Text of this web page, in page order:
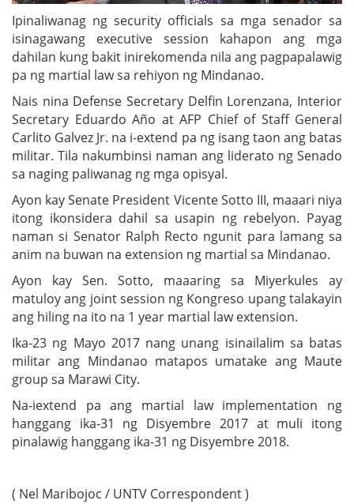
Ipinaliwanag ng security officials sa mga senador sa
isinagawang executive session kahapon ang mga
dahilan kung bakit inirekomenda nila ang pagpapalawig
pa ng martial law sa rehiyon ng Mindanao.
Nais nina Defense Secretary Delfin Lorenzana, Interior
Secretary Eduardo Año at AFP Chief of Staff General
Carlito Galvez Jr. na i-extend pa ng isang taon ang batas
militar. Tila nakumbinsi naman ang liderato ng Senado
sa naging paliwanag ng mga opisyal.
Ayon kay Senate President Vicente Sotto III, maaari niya
itong ikonsidera dahil sa usapin ng rebelyon. Payag
naman si Senator Ralph Recto ngunit para lamang sa
anim na buwan na extension ng martial sa Mindanao.
Ayon kay Sen. Sotto, maaaring sa Miyerkules ay
matuloy ang joint session ng Kongreso upang talakayin
ang hiling na ito na 1 year martial law extension.
Ika-23 ng Mayo 2017 nang unang isinailalim sa batas
militar ang Mindanao matapos umatake ang Maute
group sa Marawi City.
Na-iextend pa ang martial law implementation ng
hanggang ika-31 ng Disyembre 2017 at muli itong
pinalawig hanggang ika-31 ng Disyembre 2018.
( Nel Maribojoc / UNTV Correspondent )